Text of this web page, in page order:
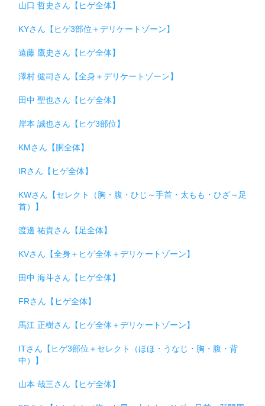
山口 哲史さん【ヒゲ全体】
KYさん【ヒゲ3部位＋デリケートゾーン】
遠藤 鷹史さん【ヒゲ全体】
澤村 健司さん【全身＋デリケートゾーン】
田中 聖也さん【ヒゲ全体】
岸本 誠也さん【ヒゲ3部位】
KMさん【胴全体】
IRさん【ヒゲ全体】
KWさん【セレクト（胸・腹・ひじ～手首・太もも・ひざ～足
首）】
渡邊 祐貴さん【足全体】
KVさん【全身＋ヒゲ全体＋デリケートゾーン】
田中 海斗さん【ヒゲ全体】
FRさん【ヒゲ全体】
馬江 正樹さん【ヒゲ全体＋デリケートゾーン】
ITさん【ヒゲ3部位＋セレクト（ほほ・うなじ・胸・腹・背
中）】
山本 哉三さん【ヒゲ全体】